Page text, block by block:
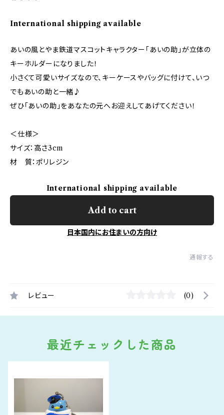
International shipping available
あいの風とやま鉄道マスコットキャラクター「あいの助」が立体の
キーホルダーになりました！
小さくて可愛いサイズなので、キーケースやバッグに付けて、いつ
でもあいの助と一緒♪
ぜひ「あいの助」をあなたの元へお迎えしてあげてください！
＜仕様＞
サイズ：高さ3cm
材 質：ポリレジン
International shipping available
Add to cart
日本国内にお住まいの方向け
通報する
レビュー (0)
最近チェックした商品